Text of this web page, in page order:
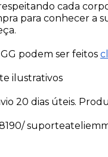
cada
para conhecer a
podem ser feitos
ilustrativos
20 dias úteis.